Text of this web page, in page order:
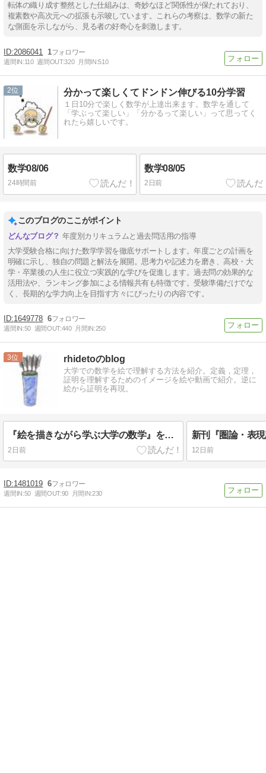
転体の織り成す整然とした仕組みは、奇妙なほど関係性が保たれており、
複素数や高次元への拡張も示唆しています。これらの考察は、数学の新た
な側面を示しながら、見る者の好奇心を刺激します。
2086041 1
週間IN:110 週間OUT:320 月間IN:510
2 分かって楽しくてドンドン伸びる10分学習
１日10分で楽しく数学が上達出来ます。数学を通して
「学ぶって楽しい」「分かるって楽しい」って思ってく
れたら嬉しいです。
数学08/06
24時間前
数学08/05
2日前
このブログのここがポイント
年度別カリキュラムと過去問活用の指導
大学受験合格に向けた数学学習を徹底サポートします。年度ごとの計画を
明確に示し、独自の問題と解法を展開。思考力や記述力を磨き、高校・大
学・卒業後の人生に役立つ実践的な学びを促進します。過去問の効果的な
活用法や、ランキング参加による情報共有も特徴です。受験準備だけでな
く、長期的な学力向上を目指す方々にぴったりの内容です。
1649778 6
週間IN:50 週間OUT:440 月間IN:250
3 rhidetoのblog
大学での数学を絵で理解する方法を紹介。定義，定理，
証明を理解するためのイメージを絵や動画で紹介。逆に
絵から証明を再現。
『絵を描きながら学ぶ大学の数学』を公開しました
2日前 12日前
1481019 6
週間IN:50 週間OUT:90 月間IN:230